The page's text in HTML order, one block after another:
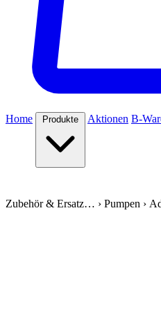
Home Produkte Aktionen B-
Zubehör & Ersatz… › Pumpen ›